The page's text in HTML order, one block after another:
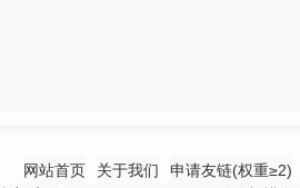
网站首页 关于我们 申请友链(权重≥2)